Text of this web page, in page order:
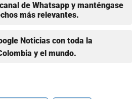
de Whatsapp y manténgase
más relevantes.
Noticias con toda la
y el mundo.